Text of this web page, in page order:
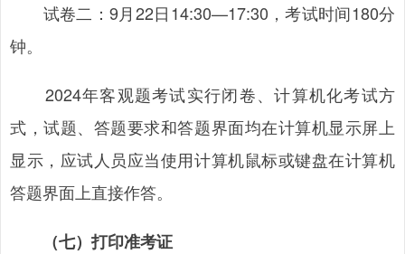
试卷二：9月22日14:30—17:30，考试时间180分
钟。
2024年客观题考试实行闭卷、计算机化考试方
式，试题、答题要求和答题界面均在计算机显示屏上
显示，应试人员应当使用计算机鼠标或键盘在计算机
答题界面上直接作答。
（七）打印准考证